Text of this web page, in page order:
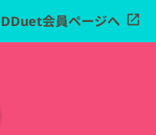
DDuet会員ページへ